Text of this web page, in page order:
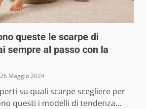
queste le scarpe di
sempre al passo con la
26 Maggio 2024
su quali scarpe scegliere per
questi i modelli di tendenza...